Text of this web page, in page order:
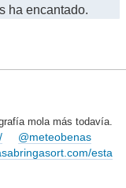
ha encantado.
mola más todavía.
@meteobenas
esta